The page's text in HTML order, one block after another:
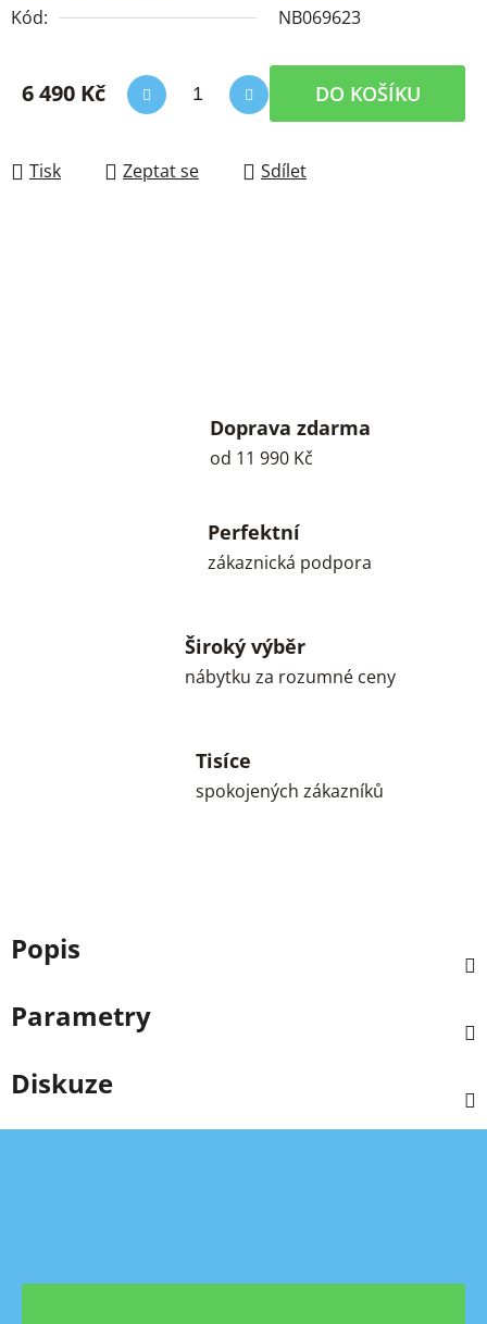
Kód:
NB069623
6 490 Kč DO KOŠÍKU
Tisk Zeptat se Sdílet
Doprava zdarma
od 11 990 Kč
Perfektní
zákaznická podpora
Široký výběr
nábytku za rozumné ceny
Tisíce
spokojených zákazníků
Popis
Parametry
Diskuze
Z